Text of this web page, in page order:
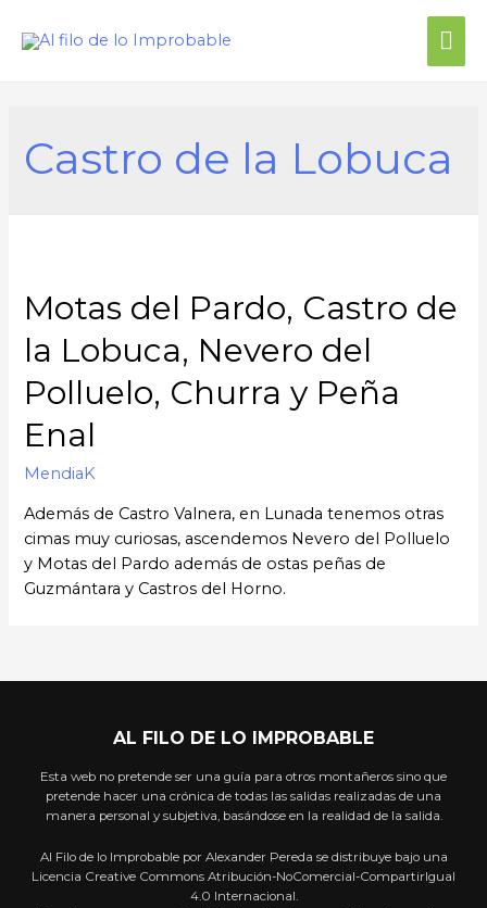
Castro de la Lobuca
Motas del Pardo, Castro de
la Lobuca, Nevero del
Polluelo, Churra y Peña
Enal
MendiaK
Además de Castro Valnera, en Lunada tenemos otras
cimas muy curiosas, ascendemos Nevero del Polluelo
y Motas del Pardo además de ostas peñas de
Guzmántara y Castros del Horno.
AL FILO DE LO IMPROBABLE
Esta web no pretende ser una guía para otros montañeros sino que
pretende hacer una crónica de todas las salidas realizadas de una
manera personal y subjetiva, basándose en la realidad de la salida.
Al Filo de lo Improbable por Alexander Pereda se distribuye bajo una
Licencia Creative Commons Atribución-NoComercial-CompartirIgual
4.0 Internacional.